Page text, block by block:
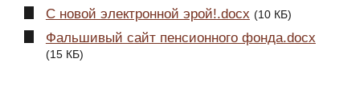
С новой электронной эрой!.docx (10 КБ)
Фальшивый сайт пенсионного фонда.docx
(15 КБ)